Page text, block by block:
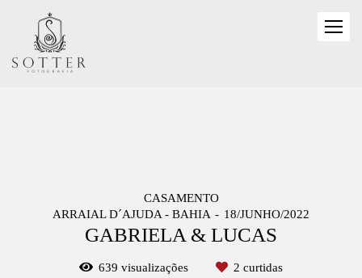
CASAMENTO
ARRAIAL D´AJUDA - BAHIA
18/JUNHO/2022
GABRIELA & LUCAS
639 visualizações 2 curtidas